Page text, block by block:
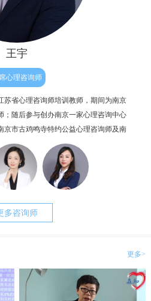
王宇
心理咨询师
苏省心理咨询师培训教师，期间为南京
；随后参与创办南京一家心理咨询中心
京市古鸡鸣寺特约公益心理咨询师及南
。咨询案例过两千例，治疗时长超一
多咨询师
更多>